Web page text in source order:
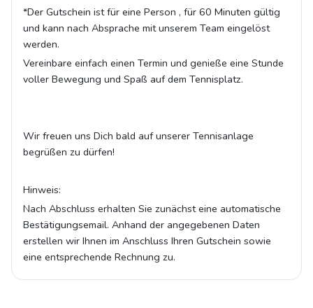
*Der Gutschein ist für eine Person , für 60 Minuten gültig
und kann nach Absprache mit unserem Team eingelöst
werden.
Vereinbare einfach einen Termin und genieße eine Stunde
voller Bewegung und Spaß auf dem Tennisplatz.
Wir freuen uns Dich bald auf unserer Tennisanlage
begrüßen zu dürfen!
Hinweis:
Nach Abschluss erhalten Sie zunächst eine automatische
Bestätigungsemail. Anhand der angegebenen Daten
erstellen wir Ihnen im Anschluss Ihren Gutschein sowie
eine entsprechende Rechnung zu.